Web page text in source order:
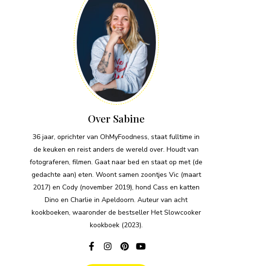
Over Sabine
36 jaar, oprichter van OhMyFoodness, staat fulltime in
de keuken en reist anders de wereld over. Houdt van
fotograferen, filmen. Gaat naar bed en staat op met (de
gedachte aan) eten. Woont samen zoontjes Vic (maart
2017) en Cody (november 2019), hond Cass en katten
Dino en Charlie in Apeldoorn. Auteur van acht
kookboeken, waaronder de bestseller Het Slowcooker
kookboek (2023).